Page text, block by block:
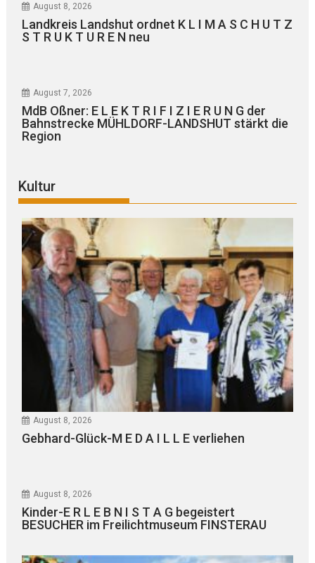
August 8, 2026
Landkreis Landshut ordnet K L I M A S C H U T Z
S T R U K T U R E N neu
August 7, 2026
MdB Oßner: E L E K T R I F I Z I E R U N G der
Bahnstrecke MÜHLDORF-LANDSHUT stärkt die
Region
Kultur
August 8, 2026
Gebhard-Glück-M E D A I L L E verliehen
August 8, 2026
Kinder-E R L E B N I S T A G begeistert
BESUCHER im Freilichtmuseum FINSTERAU